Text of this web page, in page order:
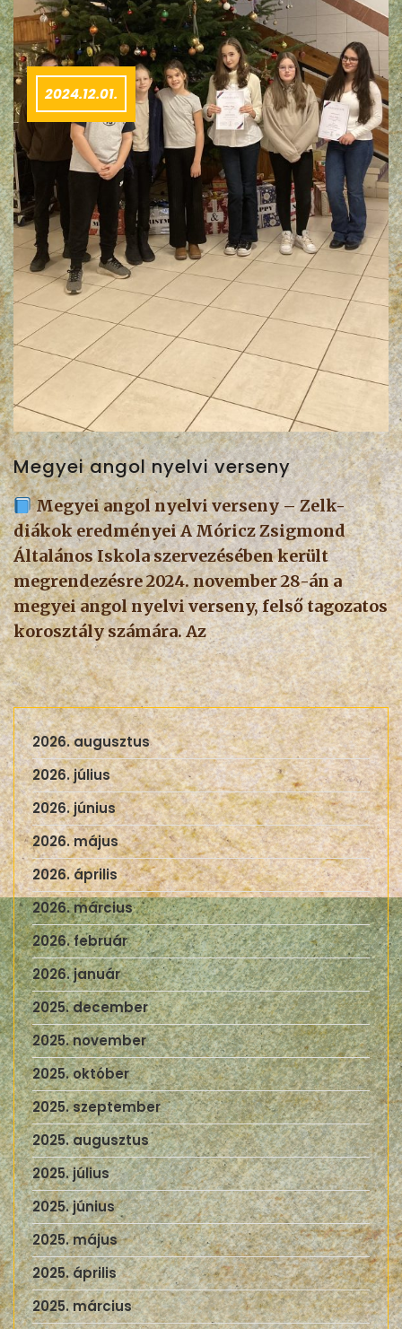
2024.12.01.
Megyei angol nyelvi verseny
Megyei angol nyelvi verseny – Zelk-
diákok eredményei A Móricz Zsigmond
Általános Iskola szervezésében került
megrendezésre 2024. november 28-án a
megyei angol nyelvi verseny, felső tagozatos
korosztály számára. Az
2026. augusztus
2026. július
2026. június
2026. május
2026. április
2026. március
2026. február
2026. január
2025. december
2025. november
2025. október
2025. szeptember
2025. augusztus
2025. július
2025. június
2025. május
2025. április
2025. március